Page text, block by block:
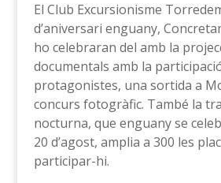
El Club Excursionisme
d’aniversari enguany,
ho celebraran del amb la
documentals amb la
protagonistes, una sortida a
concurs fotogràfic. També la
nocturna, que enguany se
20 d’agost, amplia a 300 les
participar-hi.